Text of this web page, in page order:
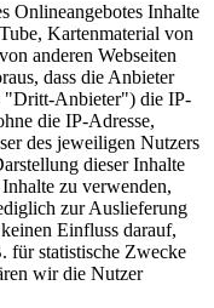
Onlineangebotes Inhalte
Kartenmaterial von
anderen Webseiten
dass die Anbieter
"Dritt-Anbieter") die IP-
die IP-Adresse,
des jeweiligen Nutzers
dieser Inhalte
zu verwenden,
zur Auslieferung
Einfluss darauf,
für statistische Zwecke
wir die Nutzer